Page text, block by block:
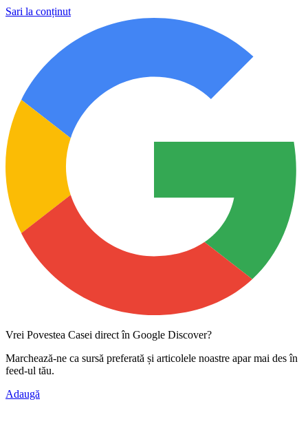
Sari la conținut
Vrei Povestea Casei direct în Google Discover?
Marchează-ne ca sursă preferată și articolele noastre apar mai des în
feed-ul tău.
Adaugă